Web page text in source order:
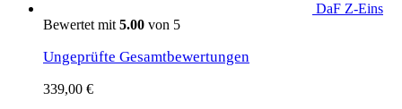
DaF Z-Eins
Bewertet mit 5.00 von 5
Ungeprüfte Gesamtbewertungen
339,00 €